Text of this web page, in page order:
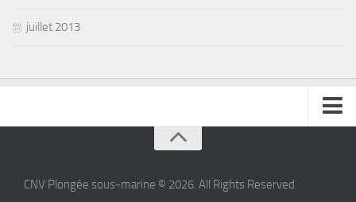
juillet 2013
CNV Plongée sous-marine © 2026. All Rights Reserved.